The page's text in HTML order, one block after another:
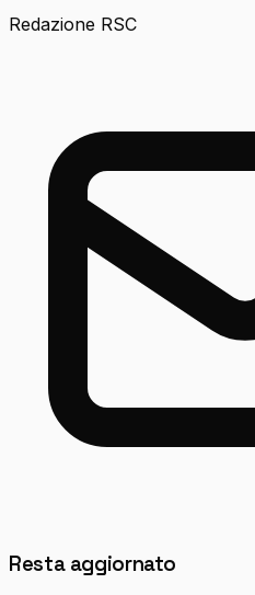
Redazione RSC
Resta aggiornato